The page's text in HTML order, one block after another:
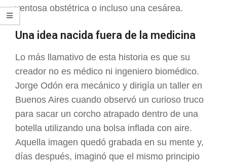
ventosa obstétrica o incluso una cesárea.
Una idea nacida fuera de la medicina
Lo más llamativo de esta historia es que su
creador no es médico ni ingeniero biomédico.
Jorge Odón era mecánico y dirigía un taller en
Buenos Aires cuando observó un curioso truco
para sacar un corcho atrapado dentro de una
botella utilizando una bolsa inflada con aire.
Aquella imagen quedó grabada en su mente y,
días después, imaginó que el mismo principio